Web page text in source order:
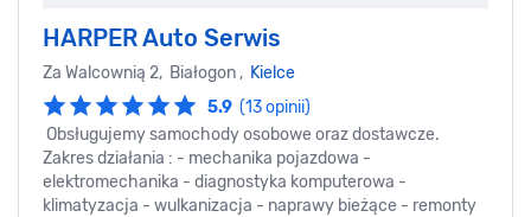
HARPER Auto Serwis
Za Walcownią 2, Białogon , Kielce
5.9 (13 opinii)
Obsługujemy samochody osobowe oraz dostawcze.
Zakres działania : - mechanika pojazdowa -
elektromechanika - diagnostyka komputerowa -
klimatyzacja - wulkanizacja - naprawy bieżące - remonty